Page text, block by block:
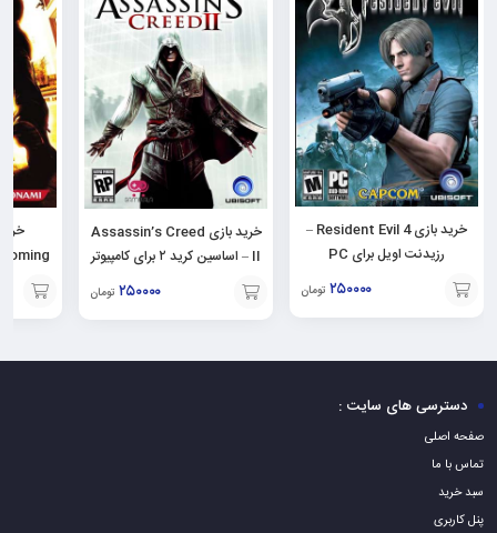
خرید بازی Resident Evil 4 –
رزیدنت اویل برای PC
۲۵۰۰۰۰ تومان
افزودن
به
خرید بازی Assassin’s Creed
II – اساسین کرید ۲ برای کامپیوتر
۲۵۰۰۰۰ تومان
افزودن
به
افزودن
به
دسترسی های سایت :
صفحه اصلی
تماس با ما
سبد خرید
پنل کاربری